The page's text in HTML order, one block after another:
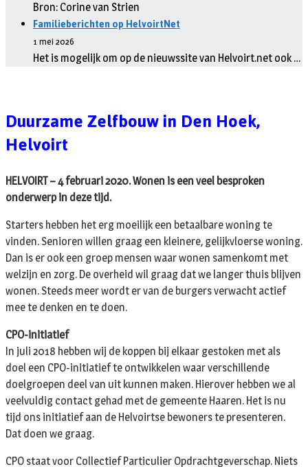
Bron: Corine van Strien
Familieberichten op HelvoirtNet
1 mei 2026
Het is mogelijk om op de nieuwssite van Helvoirt.net ook …
Duurzame Zelfbouw in Den Hoek,
Helvoirt
HELVOIRT – 4 februari 2020. Wonen is een veel besproken
onderwerp in deze tijd.
Starters hebben het erg moeilijk een betaalbare woning te
vinden. Senioren willen graag een kleinere, gelijkvloerse woning.
Dan is er ook een groep mensen waar wonen samenkomt met
welzijn en zorg. De overheid wil graag dat we langer thuis blijven
wonen. Steeds meer wordt er van de burgers verwacht actief
mee te denken en te doen.
CPO-initiatief
In juli 2018 hebben wij de koppen bij elkaar gestoken met als
doel een CPO-initiatief te ontwikkelen waar verschillende
doelgroepen deel van uit kunnen maken. Hierover hebben we al
veelvuldig contact gehad met de gemeente Haaren. Het is nu
tijd ons initiatief aan de Helvoirtse bewoners te presenteren.
Dat doen we graag.
CPO staat voor Collectief Particulier Opdrachtgeverschap. Niets